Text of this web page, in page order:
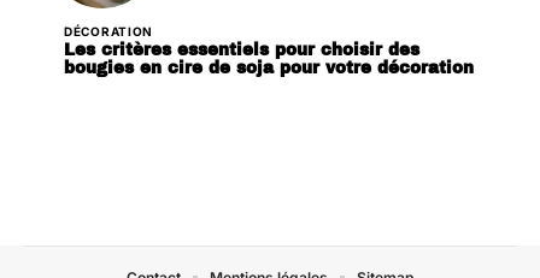
DÉCORATION
Les critères essentiels pour choisir des
bougies en cire de soja pour votre décoration